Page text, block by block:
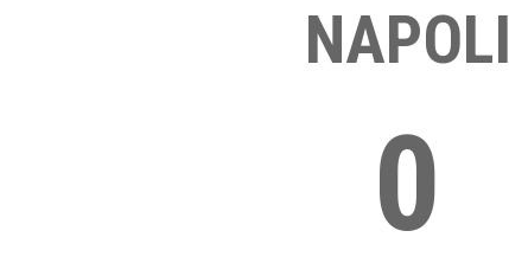
NAPOLI
0